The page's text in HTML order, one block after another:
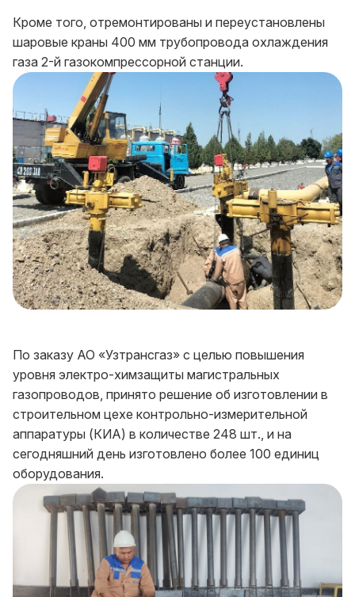
Кроме того, отремонтированы и переустановлены
шаровые краны 400 мм трубопровода охлаждения
газа 2-й газокомпрессорной станции.
По заказу АО «Узтрансгаз» с целью повышения
уровня электро-химзащиты магистральных
газопроводов, принято решение об изготовлении в
строительном цехе контрольно-измерительной
аппаратуры (КИА) в количестве 248 шт., и на
сегодняшний день изготовлено более 100 единиц
оборудования.